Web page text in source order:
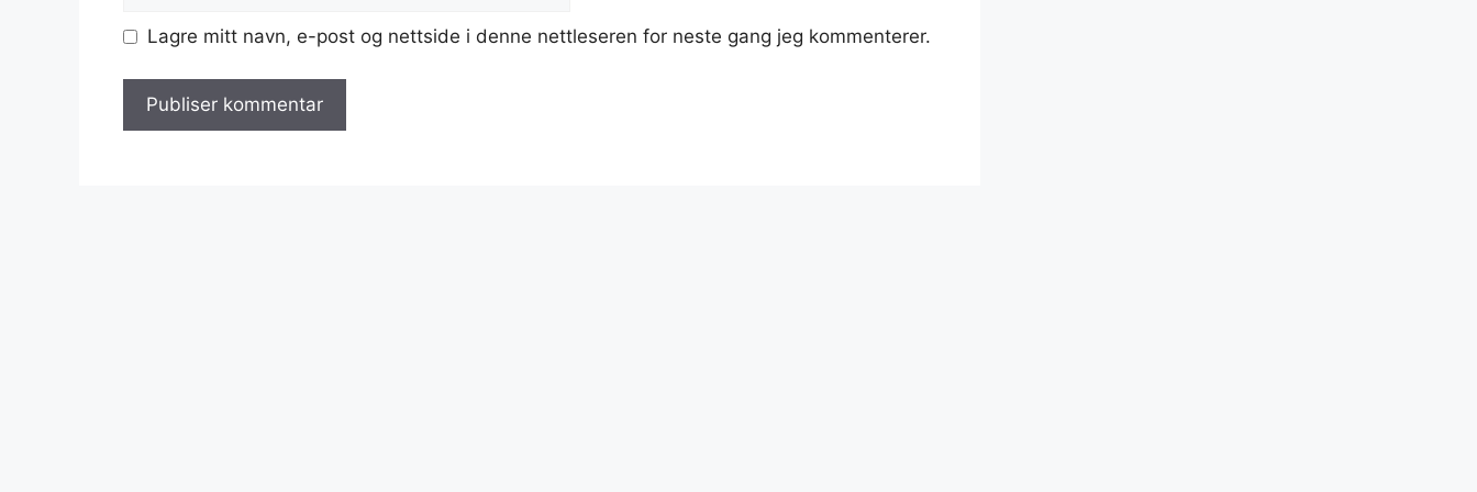
Lagre mitt navn, e-post og nettside i denne nettleseren for neste gang jeg kommenterer.